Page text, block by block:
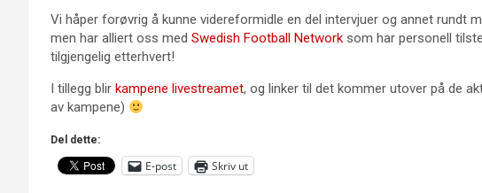
Vi håper forøvrig å kunne videreformidle en del intervjuer og annet rundt
men har alliert oss med Swedish Football Network som har personell
tilgjengelig etterhvert!
I tillegg blir kampene livestreamet, og linker til det kommer utover på de
av kampene)
Del dette:
E-post Skriv ut